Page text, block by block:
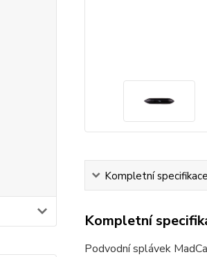
Kompletní specifikace
Kompletní
Podvodní splávek